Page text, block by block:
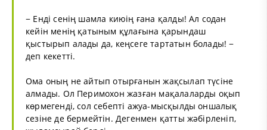
− Енді сенің шамла киюің ғана қалды! Ал содан
кейін менің қатыным құлағына қарындаш
қыстырып алады да, кеңсеге тартатын болады! −
деп кекетті.
Ома оның не айтып отырғанын жақсылап түсіне
алмады. Ол Перимохон жазған мақалаларды оқып
көрмегенді, сол себепті ажуа-мысқылды оншалық
сезіне де бермейтін. Дегенмен қатты жәбірленіп,